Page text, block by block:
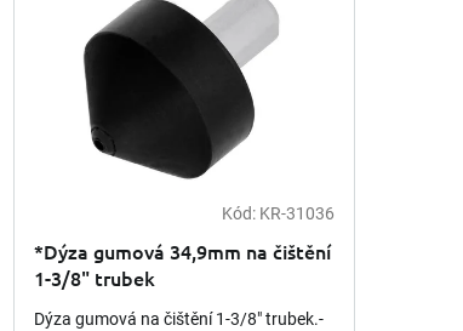
Kód: KR-31036
*Dýza gumová 34,9mm na čištění
1-3/8" trubek
Dýza gumová na čištění 1-3/8" trubek.-